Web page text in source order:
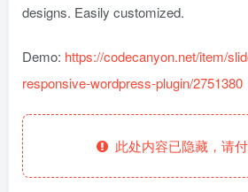
designs. Easily customized.
Demo: https://codecanyon.net/item/
responsive-wordpress-plugin/2751380
此处内容已隐藏，请